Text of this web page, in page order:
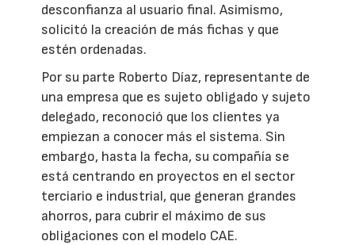
desconfianza al usuario final. Asimismo,
solicitó la creación de más fichas y que
estén ordenadas.
Por su parte Roberto Díaz, representante de
una empresa que es sujeto obligado y sujeto
delegado, reconoció que los clientes ya
empiezan a conocer más el sistema. Sin
embargo, hasta la fecha, su compañía se
está centrando en proyectos en el sector
terciario e industrial, que generan grandes
ahorros, para cubrir el máximo de sus
obligaciones con el modelo CAE.